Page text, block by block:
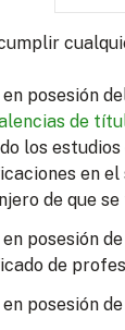
en posesión
de
los
en
de que
en posesión
de
en posesión